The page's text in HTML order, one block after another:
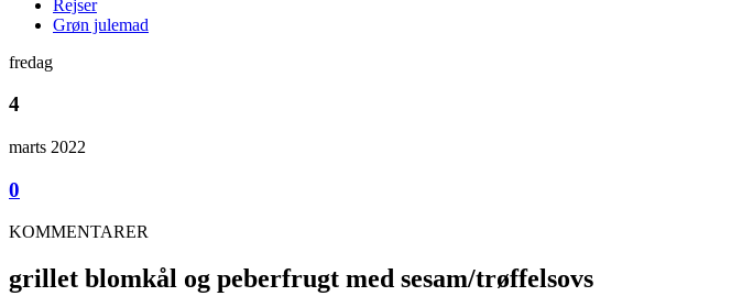
Rejser
Grøn julemad
fredag
4
marts 2022
0
KOMMENTARER
grillet blomkål og peberfrugt med sesam/trøffelsovs